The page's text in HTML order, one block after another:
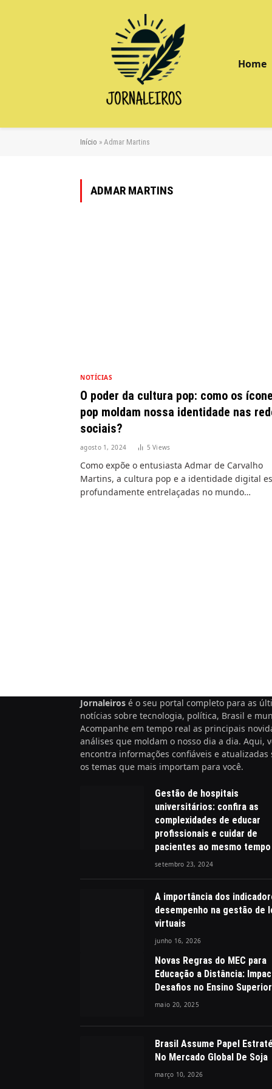
Home
Início » Admar Martins
ADMAR MARTINS
NOTÍCIAS
O poder da cultura pop: como os
pop moldam nossa identidade nas
sociais?
agosto 1, 2024 5Views
Como expõe o entusiasta Admar de Carvalho
Martins, a cultura pop e a identidade digital
profundamente entrelaçadas no mundo…
Jornaleiros é o seu portal completo para as
notícias sobre tecnologia, política, Brasil e
Acompanhe em tempo real as principais
análises que moldam o nosso dia a dia. Aqui,
encontra informações confiáveis e atualizadas
os temas que mais importam para você.
Gestão de hospitais
universitários: confira as
complexidades de educar
profissionais e cuidar de
pacientes ao mesmo tempo
setembro 23, 2024
A importância dos
desempenho na gestão de
virtuais
junho 16, 2026
Novas Regras do MEC para
Educação a Distância:
Desafios no Ensino Superior
maio 20, 2025
Brasil Assume Papel
No Mercado Global De Soja
março 10, 2026